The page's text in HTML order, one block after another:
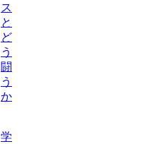
ス
と
ど
う
闘
う
か
学